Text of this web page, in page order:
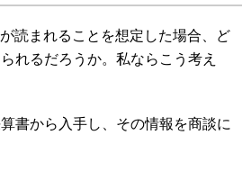
読まれることを想定した場合、ど
れるだろうか。私ならこう考え
書から入手し、その情報を商談に